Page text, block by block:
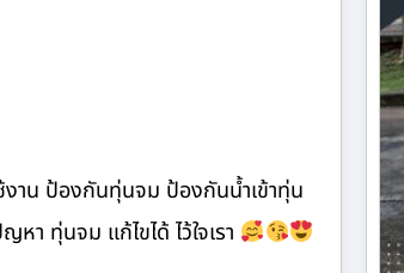
งาน ป้องกันทุ่นจม ป้องกันน้ำเข้าทุ่น
ทุ่นจม แก้ไขได้ ไว้ใจเรา